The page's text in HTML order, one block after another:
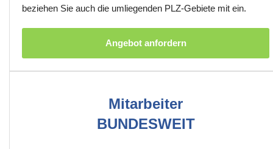
beziehen Sie auch die umliegenden PLZ-Gebiete mit ein.
Angebot anfordern
Mitarbeiter
BUNDESWEIT